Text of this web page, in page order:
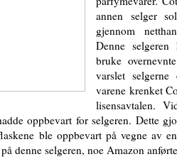
annen selger
gjennom
Denne
bruke
varslet
varene krenket
lisensavtalen.
oppbevart for selgeren. Dette
ble oppbevart på vegne av
denne selgeren, noe Amazon